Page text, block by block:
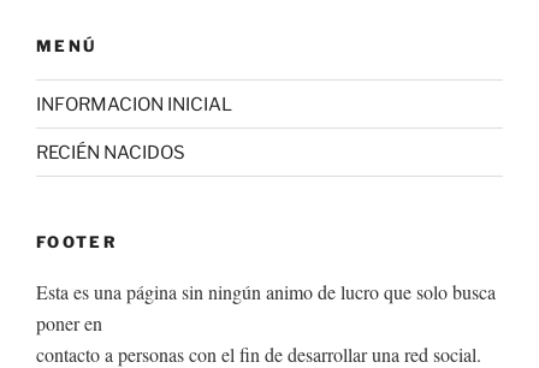
MENÚ
INFORMACION INICIAL
RECIÉN NACIDOS
FOOTER
Esta es una página sin ningún animo de lucro que solo busca
poner en
contacto a personas con el fin de desarrollar una red social.